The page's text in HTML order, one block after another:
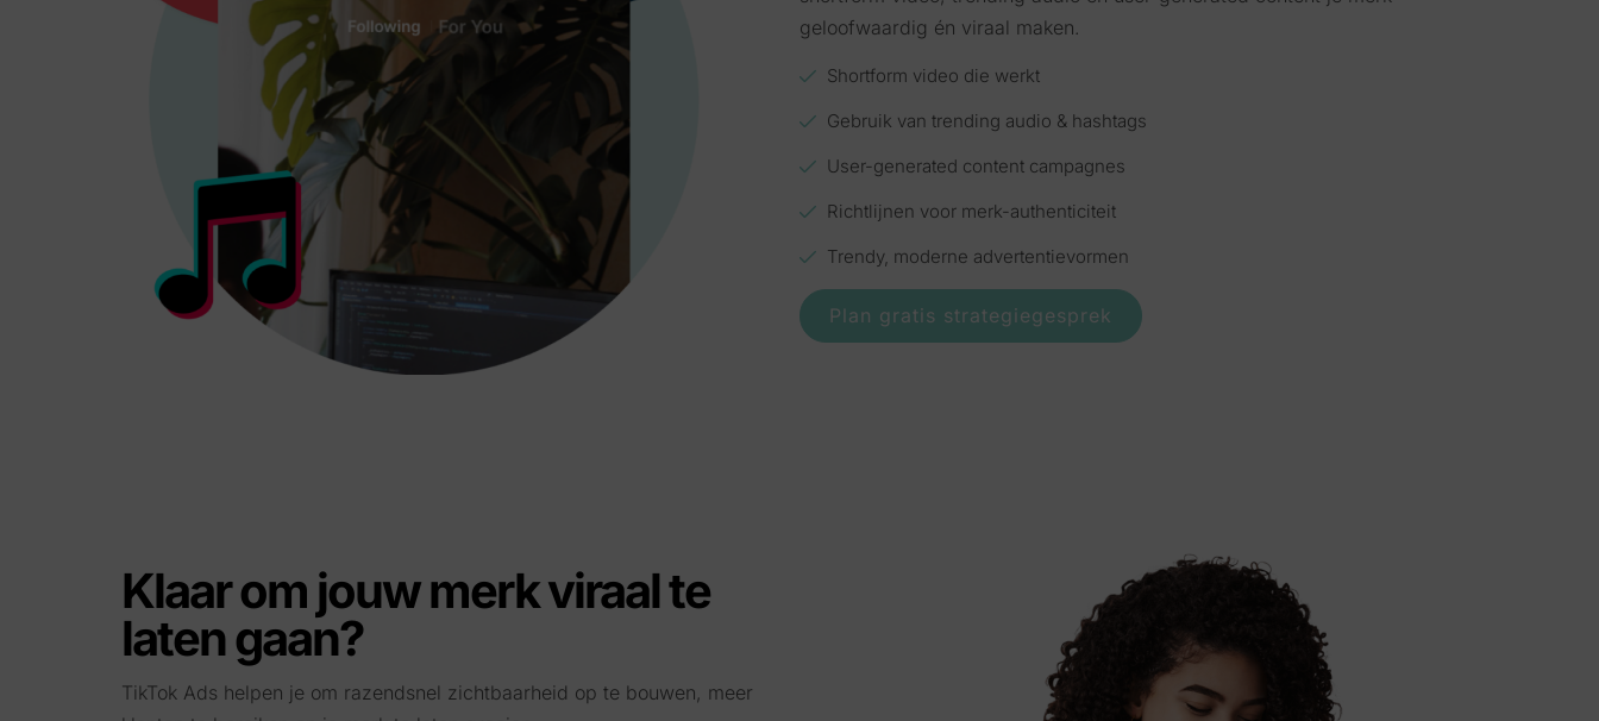
geloofwaardig én viraal maken.
Shortform video die werkt
Gebruik van trending audio & hashtags
User-generated content campagnes
Richtlijnen voor merk-authenticiteit
Trendy, moderne advertentievormen
Plan gratis strategiegesprek
Klaar om jouw merk viraal te
laten gaan?
TikTok Ads helpen je om razendsnel zichtbaarheid op te bouwen, meer